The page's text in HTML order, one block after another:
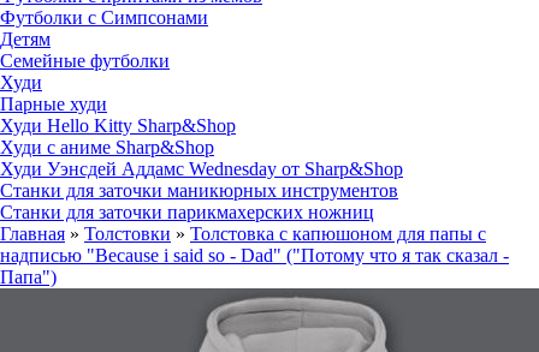
Футболки с Симпсонами
Детям
Семейные футболки
Худи
Парные худи
Худи Hello Kitty Sharp&Shop
Худи с аниме Sharp&Shop
Худи Уэнсдей Аддамс Wednesday от Sharp&Shop
Станки для заточки маникюрных инструментов
Станки для заточки парикмахерских ножниц
Главная » Толстовки » Толстовка с капюшоном для папы с
надписью "Because i said so - Dad" ("Потому что я так сказал -
Папа")